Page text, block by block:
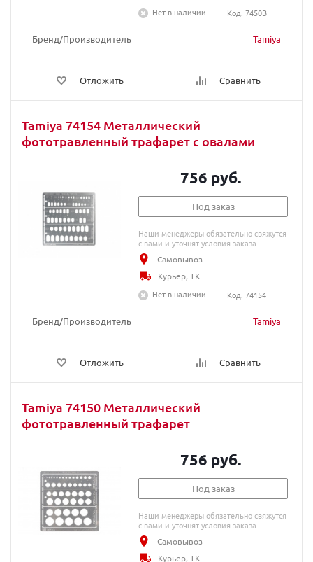
Бренд/Производитель Tamiya
Отложить Сравнить
Нет в наличии
Код: 7450B
Tamiya 74154 Металлический
фототравленный трафарет с овалами
Бренд/Производитель Tamiya
Отложить Сравнить
756 руб.
Под заказ
Наши менеджеры обязательно свяжутся
с вами и уточнят условия заказа
Самовывоз
Курьер, ТК
Нет в наличии
Код: 74154
Tamiya 74150 Металлический
фототравленный трафарет
756 руб.
Под заказ
Наши менеджеры обязательно свяжутся
с вами и уточнят условия заказа
Самовывоз
Курьер, ТК